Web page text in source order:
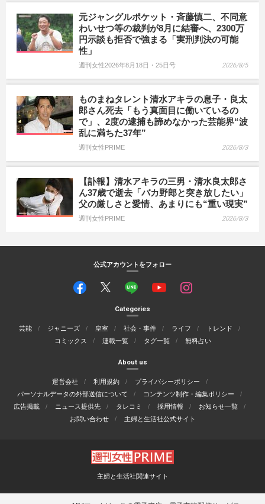
元ジャングルポケット・斉藤慎二、不同意
わいせつ等の裁判が8月に結審へ、2300万
円示談も拒否で強まる「実刑判決の可能
性」
週刊女性2026年8月18日・25日号 2026/8/5
ものまねタレント清水アキラの息子・良太
郎さん死去「もう真面目に働いているの
で」、2度の逮捕も諦めなかった芸能界“波
乱に満ちた37年”
週刊女性PRIME 2026/8/3
【訃報】清水アキラの三男・清水良太郎さ
ん37歳で逝去「バカ野郎と突き放したい」
父の厳しさと愛情、あまりにも“重い現実”
週刊女性PRIME 2026/8/3
公式アカウントをフォロー
Categories
芸能 ジャニーズ 皇室 社会・事件 ライフ
トレンド
コミックス
連載一覧 タグ一覧 無料占い
About us
運営会社 利用規約
プライバシーポリシー
パーソナルデータの外部送信について
コンテンツ制作・編集ポリシー
広告掲載
ニュース提供先 タレコミ 採用情報
お知らせ一覧
お問い合わせ
主婦と生活社公式サイト
主婦と生活社関連サイト